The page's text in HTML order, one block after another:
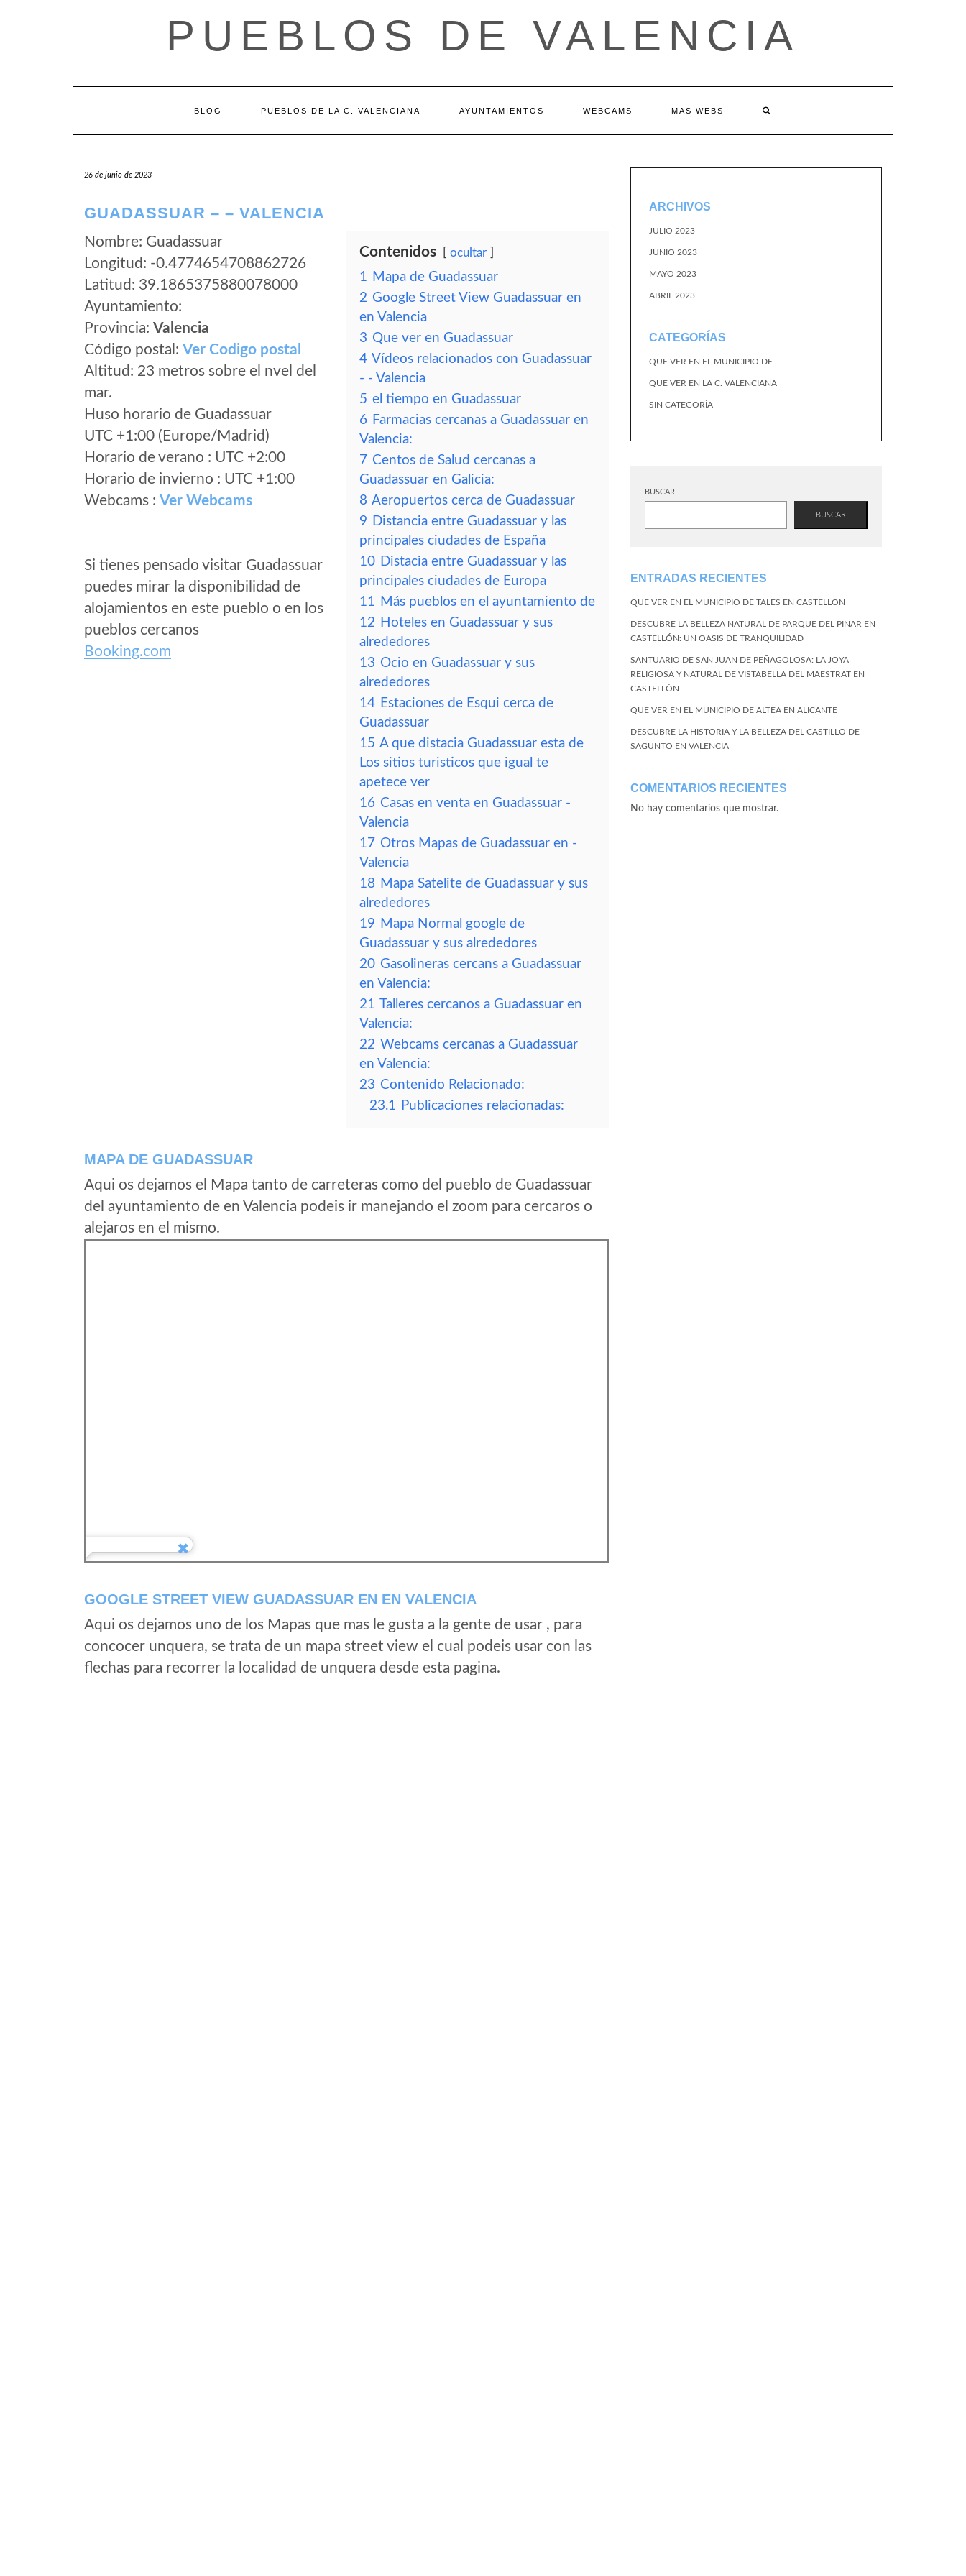
PUEBLOS DE VALENCIA
BLOG PUEBLOS DE LA C. VALENCIANA AYUNTAMIENTOS WEBCAMS MAS WEBS
26 de junio de 2023
GUADASSUAR – – VALENCIA
Nombre: Guadassuar
Longitud: -0.4774654708862726
Latitud: 39.1865375880078000
Ayuntamiento:
Provincia: Valencia
Código postal: Ver Codigo postal
Altitud: 23 metros sobre el nvel del
mar.
Huso horario de Guadassuar
UTC +1:00 (Europe/Madrid)
Horario de verano : UTC +2:00
Horario de invierno : UTC +1:00
Webcams : Ver Webcams
Si tienes pensado visitar Guadassuar
puedes mirar la disponibilidad de
alojamientos en este pueblo o en los
pueblos cercanos
Booking.com
Contenidos ocultar
1 Mapa de Guadassuar
2 Google Street View Guadassuar en
en Valencia
3 Que ver en Guadassuar
4 Vídeos relacionados con Guadassuar
- - Valencia
5 el tiempo en Guadassuar
6 Farmacias cercanas a Guadassuar en
Valencia:
7 Centos de Salud cercanas a
Guadassuar en Galicia:
8 Aeropuertos cerca de Guadassuar
9 Distancia entre Guadassuar y las
principales ciudades de España
10 Distacia entre Guadassuar y las
principales ciudades de Europa
11 Más pueblos en el ayuntamiento de
12 Hoteles en Guadassuar y sus
alrededores
13 Ocio en Guadassuar y sus
alrededores
14 Estaciones de Esqui cerca de
Guadassuar
15 A que distacia Guadassuar esta de
Los sitios turisticos que igual te
apetece ver
16 Casas en venta en Guadassuar -
Valencia
17 Otros Mapas de Guadassuar en -
Valencia
18 Mapa Satelite de Guadassuar y sus
alrededores
19 Mapa Normal google de
Guadassuar y sus alrededores
20 Gasolineras cercans a Guadassuar
en Valencia:
21 Talleres cercanos a Guadassuar en
Valencia:
22 Webcams cercanas a Guadassuar
en Valencia:
23 Contenido Relacionado:
23.1 Publicaciones relacionadas:
MAPA DE GUADASSUAR
Aqui os dejamos el Mapa tanto de carreteras como del pueblo de Guadassuar
del ayuntamiento de en Valencia podeis ir manejando el zoom para cercaros o
alejaros en el mismo.
GOOGLE STREET VIEW GUADASSUAR EN EN VALENCIA
Aqui os dejamos uno de los Mapas que mas le gusta a la gente de usar , para
concocer unquera, se trata de un mapa street view el cual podeis usar con las
flechas para recorrer la localidad de unquera desde esta pagina.
ARCHIVOS
JULIO 2023
JUNIO 2023
MAYO 2023
ABRIL 2023
CATEGORÍAS
QUE VER EN EL MUNICIPIO DE
QUE VER EN LA C. VALENCIANA
SIN CATEGORÍA
BUSCAR
BUSCAR
ENTRADAS RECIENTES
QUE VER EN EL MUNICIPIO DE TALES EN CASTELLON
DESCUBRE LA BELLEZA NATURAL DE PARQUE DEL PINAR EN
CASTELLÓN: UN OASIS DE TRANQUILIDAD
SANTUARIO DE SAN JUAN DE PEÑAGOLOSA: LA JOYA
RELIGIOSA Y NATURAL DE VISTABELLA DEL MAESTRAT EN
CASTELLÓN
QUE VER EN EL MUNICIPIO DE ALTEA EN ALICANTE
DESCUBRE LA HISTORIA Y LA BELLEZA DEL CASTILLO DE
SAGUNTO EN VALENCIA
COMENTARIOS RECIENTES
No hay comentarios que mostrar.